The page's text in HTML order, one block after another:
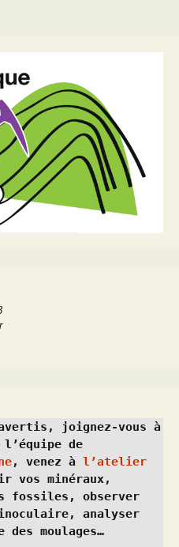
avertis, joignez-vous à
, venez à l’atelier
minéraux,
fossiles, observer
analyser
moulages…